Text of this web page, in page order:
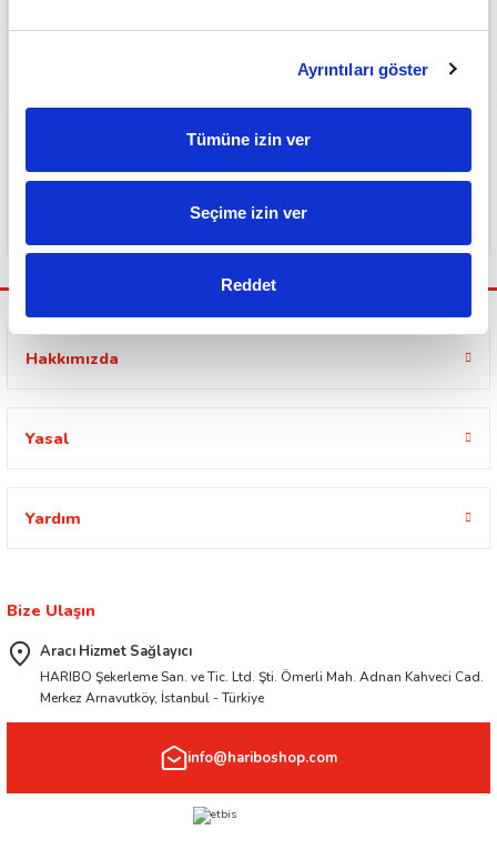
Ayrıntıları göster
Tümüne izin ver
Seçime izin ver
Reddet
Güvenli Ödeme Sistemi
Hakkımızda
Yasal
Yardım
Bize Ulaşın
Aracı Hizmet Sağlayıcı
HARIBO Şekerleme San. ve Tic. Ltd. Şti. Ömerli Mah. Adnan Kahveci Cad.
Merkez Arnavutköy, İstanbul - Türkiye
info@hariboshop.com